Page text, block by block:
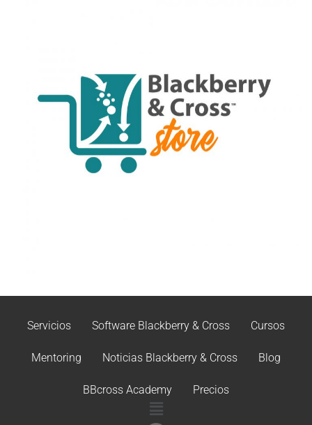
Servicios Software Blackberry & Cross Cursos
Mentoring Noticias Blackberry & Cross Blog
BBcross Academy Precios